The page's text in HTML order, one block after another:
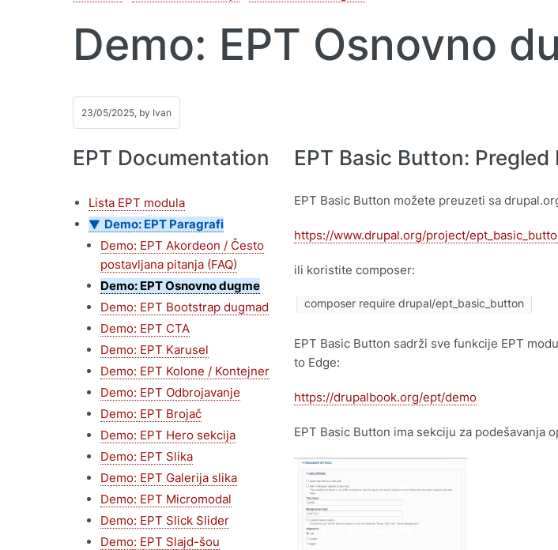
Demo: EPT Osnovno
23/05/2025, by Ivan
EPT Documentation
Lista EPT modula
Demo: EPT Paragrafi
Demo: EPT Akordeon / Često
postavljana pitanja (FAQ)
Demo: EPT Osnovno dugme
Demo: EPT Bootstrap dugmad
Demo: EPT CTA
Demo: EPT Karusel
Demo: EPT Kolone / Kontejner
Demo: EPT Odbrojavanje
Demo: EPT Brojač
Demo: EPT Hero sekcija
Demo: EPT Slika
Demo: EPT Galerija slika
Demo: EPT Micromodal
Demo: EPT Slick Slider
Demo: EPT Slajd-šou
EPT Basic Button: Pregled
EPT Basic Button možete preuzeti sa
https://www.drupal.org/project/
ili koristite composer:
composer require drupal/ept_basic_button
EPT Basic Button sadrži sve funkcije EPT
to Edge:
https://drupalbook.org/ept/demo
EPT Basic Button ima sekciju za podešavanja
Image